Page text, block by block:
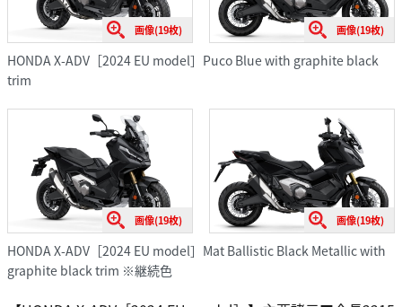
画像(19枚) 画像(19枚)
HONDA X-ADV［2024 EU model］Puco Blue with graphite black
trim
画像(19枚) 画像(19枚)
HONDA X-ADV［2024 EU model］Mat Ballistic Black Metallic with
graphite black trim ※継続色